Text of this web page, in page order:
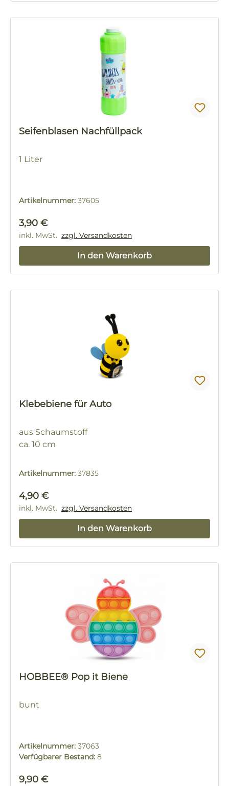
Seifenblasen Nachfüllpack
1 Liter
Artikelnummer: 37605
Regulärer Preis:
3,90 €
inkl. MwSt. zzgl. Versandkosten
In den Warenkorb
Klebebiene für Auto
aus Schaumstoff
ca. 10 cm
Artikelnummer: 37835
Regulärer Preis:
4,90 €
inkl. MwSt. zzgl. Versandkosten
In den Warenkorb
HOBBEE® Pop it Biene
bunt
Artikelnummer: 37063
Verfügbarer Bestand: 8
Regulärer Preis:
9,90 €